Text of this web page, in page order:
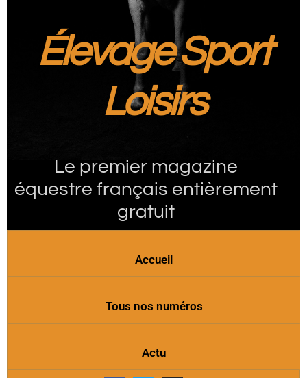
Élevage Sport
Loisirs
Le premier magazine
équestre français entièrement
gratuit
Accueil
Tous nos numéros
Actu